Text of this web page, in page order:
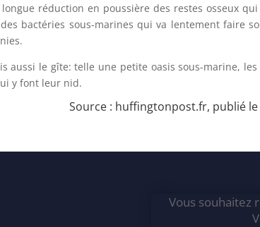
réduction en poussière des restes osseux qui
bactéries sous-marines qui va lentement faire
le gîte: telle une petite oasis sous-marine, les
y font leur nid.
Source : huffingtonpost.fr, publié
Vous souhaitez